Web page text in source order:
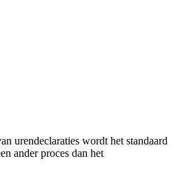
urendeclaraties wordt het standaard
ander proces dan het